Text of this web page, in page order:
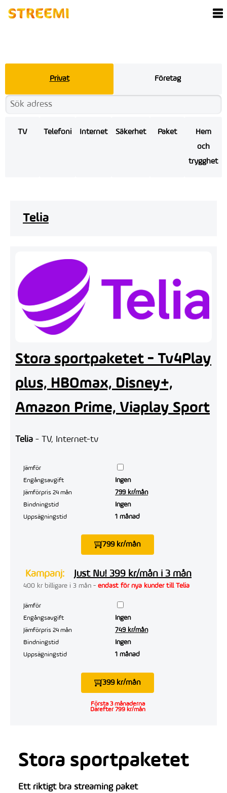
Privat Företag
TV Telefoni Internet Säkerhet Paket
Hem
och
trygghet
Telia
Stora sportpaketet - Tv4Play
plus, HBOmax, Disney+,
Amazon Prime, Viaplay Sport
Telia - TV, Internet-tv
Jämför
Engångsavgift
Ingen
Jämförpris 24 mån 799 kr/mån
Bindningstid Ingen
Uppsägningstid 1 månad
799 kr/mån
Kampanj: Just Nu! 399 kr/mån i 3 mån
400 kr billigare i 3 mån - endast för nya kunder till Telia
Jämför
Engångsavgift
Ingen
Jämförpris 24 mån 749 kr/mån
Bindningstid Ingen
Uppsägningstid 1 månad
399 kr/mån
Första 3 månaderna
Därefter 799 kr/mån
Stora sportpaketet
Ett riktigt bra streaming paket